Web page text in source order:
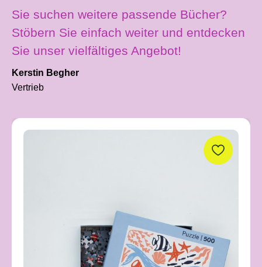
Sie suchen weitere passende Bücher?
Stöbern Sie einfach weiter und entdecken
Sie unser vielfältiges Angebot!
Kerstin Begher
Vertrieb
Produktgalerie überspringen